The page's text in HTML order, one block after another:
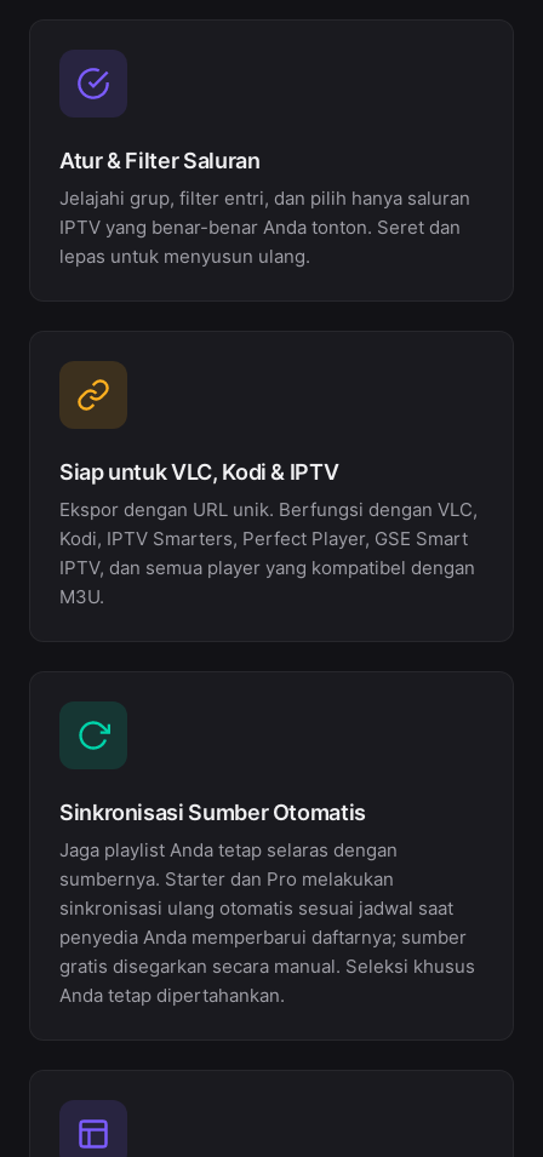
Atur & Filter Saluran
Jelajahi grup, filter entri, dan pilih hanya saluran
IPTV yang benar-benar Anda tonton. Seret dan
lepas untuk menyusun ulang.
Siap untuk VLC, Kodi & IPTV
Ekspor dengan URL unik. Berfungsi dengan VLC,
Kodi, IPTV Smarters, Perfect Player, GSE Smart
IPTV, dan semua player yang kompatibel dengan
M3U.
Sinkronisasi Sumber Otomatis
Jaga playlist Anda tetap selaras dengan
sumbernya. Starter dan Pro melakukan
sinkronisasi ulang otomatis sesuai jadwal saat
penyedia Anda memperbarui daftarnya; sumber
gratis disegarkan secara manual. Seleksi khusus
Anda tetap dipertahankan.